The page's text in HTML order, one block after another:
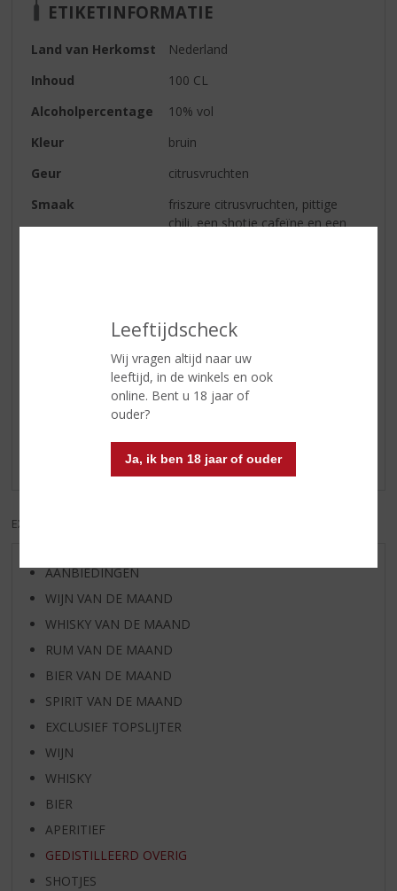
Leeftijdscheck
Wij vragen altijd naar uw
leeftijd, in de winkels en ook
online. Bent u 18 jaar of
ouder?
Ja, ik ben 18 jaar of ouder
ETIKETINFORMATIE
Land van Herkomst
Nederland
Inhoud
100 CL
Alcoholpercentage
10% vol
Kleur
bruin
Geur
citrusvruchten
Smaak
friszure citrusvruchten, pittige
chili, een shotje cafeïne en een
een frisdrank naar keuze
Reviews
Er zijn nog geen reviews geplaatst voor dit product
EXCL. BTW
AANBIEDINGEN
WIJN VAN DE MAAND
WHISKY VAN DE MAAND
RUM VAN DE MAAND
BIER VAN DE MAAND
SPIRIT VAN DE MAAND
EXCLUSIEF TOPSLIJTER
WIJN
WHISKY
BIER
APERITIEF
GEDISTILLEERD OVERIG
SHOTJES